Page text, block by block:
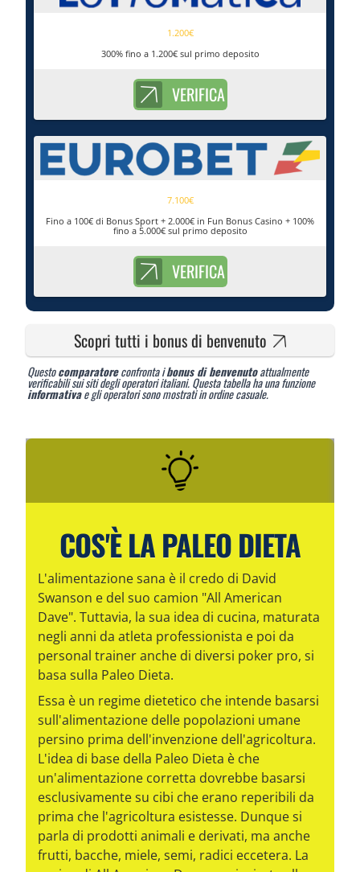
1.200€
300% fino a 1.200€ sul primo deposito
VERIFICA
7.100€
Fino a 100€ di Bonus Sport + 2.000€ in Fun Bonus Casino + 100%
fino a 5.000€ sul primo deposito
VERIFICA
Scopri tutti i bonus di benvenuto
Questocomparatoreconfronta ibonus di benvenutoattualmente
verificabili sui siti degli operatori italiani. Questa tabella ha una funzione
informativae gli operatori sono mostrati in ordine casuale.
COS'È LA PALEO DIETA
L'alimentazione sana è il credo di David
Swanson e del suo camion "All American
Dave". Tuttavia, la sua idea di cucina, maturata
negli anni da atleta professionista e poi da
personal trainer anche di diversi poker pro, si
basa sulla Paleo Dieta.
Essa è un regime dietetico che intende basarsi
sull'alimentazione delle popolazioni umane
persino prima dell'invenzione dell'agricoltura.
L'idea di base della Paleo Dieta è che
un'alimentazione corretta dovrebbe basarsi
esclusivamente su cibi che erano reperibili da
prima che l'agricoltura esistesse. Dunque si
parla di prodotti animali e derivati, ma anche
frutti, bacche, miele, semi, radici eccetera. La